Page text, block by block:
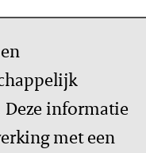
informatie
met een